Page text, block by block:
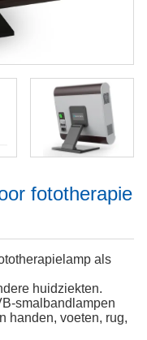
fototherapie
als
huidziekten.
smalbandlampen
handen, voeten, rug,